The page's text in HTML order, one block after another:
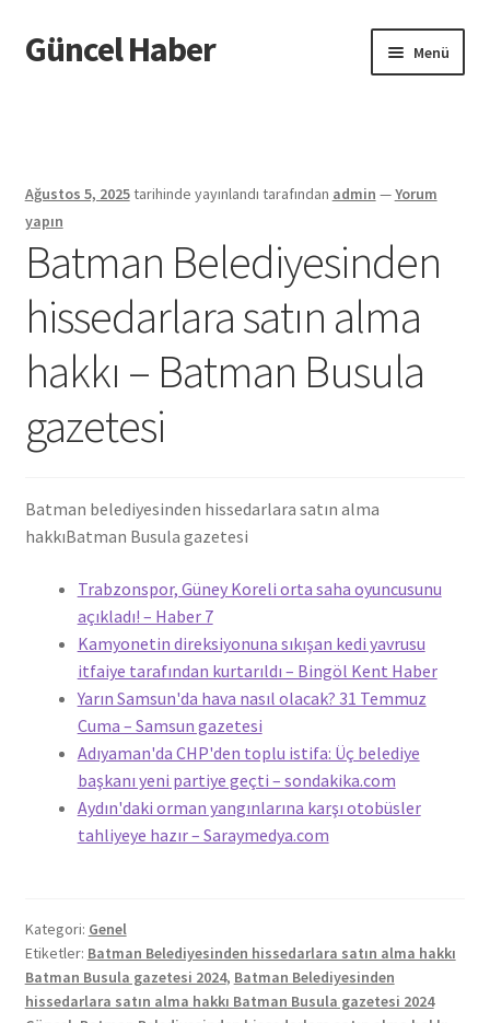
Dolaşıma
geç
İçeriğe
geç
Güncel Haber Menü
Ağustos 5, 2025tarihinde yayınlandı tarafından admin —Yorum
yapın
Batman Belediyesinden
hissedarlara satın alma
hakkı – Batman Busula
gazetesi
Batman belediyesinden hissedarlara satın alma
hakkıBatman Busula gazetesi
Trabzonspor, Güney Koreli orta saha oyuncusunu
açıkladı! – Haber 7
Kamyonetin direksiyonuna sıkışan kedi yavrusu
itfaiye tarafından kurtarıldı – Bingöl Kent Haber
Yarın Samsun'da hava nasıl olacak? 31 Temmuz
Cuma – Samsun gazetesi
Adıyaman'da CHP'den toplu istifa: Üç belediye
başkanı yeni partiye geçti – sondakika.com
Aydın'daki orman yangınlarına karşı otobüsler
tahliyeye hazır – Saraymedya.com
Kategori: Genel
Etiketler: Batman Belediyesinden hissedarlara satın alma hakkı
Batman Busula gazetesi 2024, Batman Belediyesinden
hissedarlara satın alma hakkı Batman Busula gazetesi 2024